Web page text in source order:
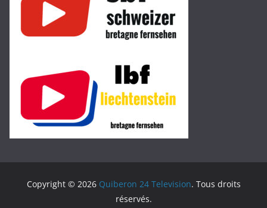
Copyright © 2026 Quiberon 24 Television. Tous droits
réservés.